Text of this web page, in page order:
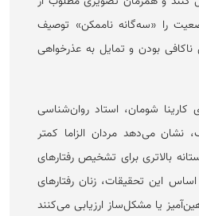
را «سه‌گانه ناممکن» توصیف
بودن و تمایل به عذرخواهی
شومان، استاد روان‌شناسی
نشان می‌دهد مردان الزاما کمتر
بالاتری برای تشخیص رفتار‌های
اساس این تحقیقات، زنان رفتار‌های
یا مشکل‌ساز ارزیابی می‌کنند